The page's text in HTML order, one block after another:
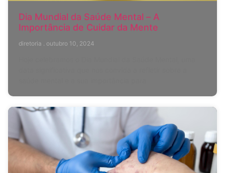
Dia Mundial da Saúde Mental – A
Importância de Cuidar da Mente
diretoria outubro 10, 2024